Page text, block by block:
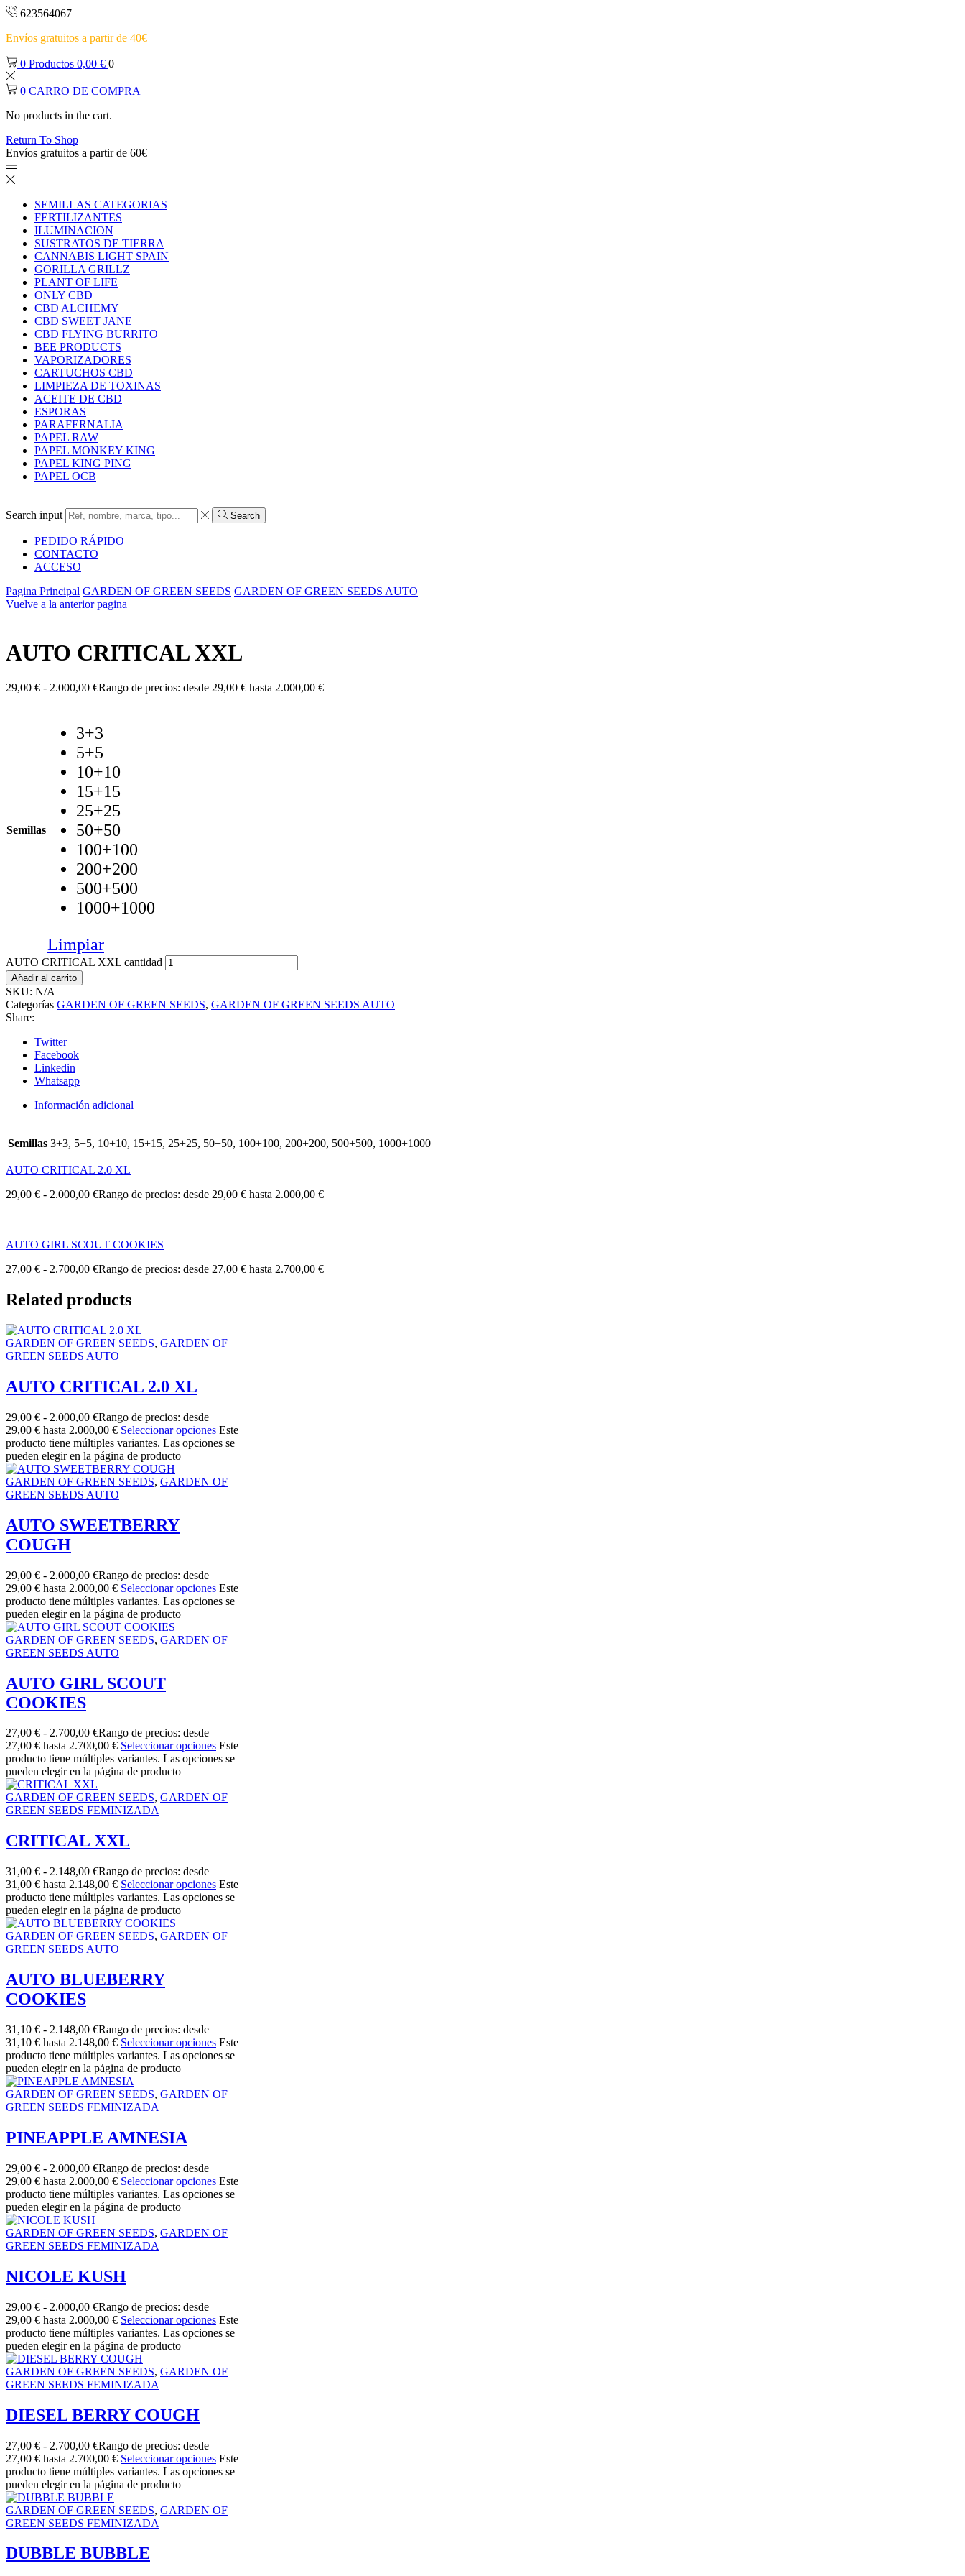
623564067
Envíos gratuitos a partir de 40€
0 Productos 0,00 € 0
0 CARRO DE COMPRA
No products in the cart.
Return To Shop
Envíos gratuitos a partir de 60€
SEMILLAS CATEGORIAS
FERTILIZANTES
ILUMINACION
SUSTRATOS DE TIERRA
CANNABIS LIGHT SPAIN
GORILLA GRILLZ
PLANT OF LIFE
ONLY CBD
CBD ALCHEMY
CBD SWEET JANE
CBD FLYING BURRITO
BEE PRODUCTS
VAPORIZADORES
CARTUCHOS CBD
LIMPIEZA DE TOXINAS
ACEITE DE CBD
ESPORAS
PARAFERNALIA
PAPEL RAW
PAPEL MONKEY KING
PAPEL KING PING
PAPEL OCB
Search input Search
PEDIDO RÁPIDO
CONTACTO
ACCESO
Pagina Principal GARDEN OF GREEN SEEDS GARDEN OF GREEN SEEDS AUTO
Vuelve a la anterior pagina
AUTO CRITICAL XXL
29,00 € - 2.000,00 €Rango de precios: desde 29,00 € hasta 2.000,00 €
Semillas
3+3
5+5
10+10
15+15
25+25
50+50
100+100
200+200
500+500
1000+1000
Limpiar
AUTO CRITICAL XXL cantidad
Añadir al carrito
SKU: N/A
Categorías GARDEN OF GREEN SEEDS, GARDEN OF GREEN SEEDS AUTO
Share:
Twitter
Facebook
Linkedin
Whatsapp
Información adicional
Semillas 3+3, 5+5, 10+10, 15+15, 25+25, 50+50, 100+100, 200+200, 500+500, 1000+1000
AUTO CRITICAL 2.0 XL
29,00 € - 2.000,00 €Rango de precios: desde 29,00 € hasta 2.000,00 €
AUTO GIRL SCOUT COOKIES
27,00 € - 2.700,00 €Rango de precios: desde 27,00 € hasta 2.700,00 €
Related products
GARDEN OF GREEN SEEDS, GARDEN OF
GREEN SEEDS AUTO
AUTO CRITICAL 2.0 XL
29,00 € - 2.000,00 €Rango de precios: desde
29,00 € hasta 2.000,00 € Seleccionar opciones Este
producto tiene múltiples variantes. Las opciones se
pueden elegir en la página de producto
GARDEN OF GREEN SEEDS, GARDEN OF
GREEN SEEDS AUTO
AUTO SWEETBERRY
COUGH
29,00 € - 2.000,00 €Rango de precios: desde
29,00 € hasta 2.000,00 € Seleccionar opciones Este
producto tiene múltiples variantes. Las opciones se
pueden elegir en la página de producto
GARDEN OF GREEN SEEDS, GARDEN OF
GREEN SEEDS AUTO
AUTO GIRL SCOUT
COOKIES
27,00 € - 2.700,00 €Rango de precios: desde
27,00 € hasta 2.700,00 € Seleccionar opciones Este
producto tiene múltiples variantes. Las opciones se
pueden elegir en la página de producto
GARDEN OF GREEN SEEDS, GARDEN OF
GREEN SEEDS FEMINIZADA
CRITICAL XXL
31,00 € - 2.148,00 €Rango de precios: desde
31,00 € hasta 2.148,00 € Seleccionar opciones Este
producto tiene múltiples variantes. Las opciones se
pueden elegir en la página de producto
GARDEN OF GREEN SEEDS, GARDEN OF
GREEN SEEDS AUTO
AUTO BLUEBERRY
COOKIES
31,10 € - 2.148,00 €Rango de precios: desde
31,10 € hasta 2.148,00 € Seleccionar opciones Este
producto tiene múltiples variantes. Las opciones se
pueden elegir en la página de producto
GARDEN OF GREEN SEEDS, GARDEN OF
GREEN SEEDS FEMINIZADA
PINEAPPLE AMNESIA
29,00 € - 2.000,00 €Rango de precios: desde
29,00 € hasta 2.000,00 € Seleccionar opciones Este
producto tiene múltiples variantes. Las opciones se
pueden elegir en la página de producto
GARDEN OF GREEN SEEDS, GARDEN OF
GREEN SEEDS FEMINIZADA
NICOLE KUSH
29,00 € - 2.000,00 €Rango de precios: desde
29,00 € hasta 2.000,00 € Seleccionar opciones Este
producto tiene múltiples variantes. Las opciones se
pueden elegir en la página de producto
GARDEN OF GREEN SEEDS, GARDEN OF
GREEN SEEDS FEMINIZADA
DIESEL BERRY COUGH
27,00 € - 2.700,00 €Rango de precios: desde
27,00 € hasta 2.700,00 € Seleccionar opciones Este
producto tiene múltiples variantes. Las opciones se
pueden elegir en la página de producto
GARDEN OF GREEN SEEDS, GARDEN OF
GREEN SEEDS FEMINIZADA
DUBBLE BUBBLE